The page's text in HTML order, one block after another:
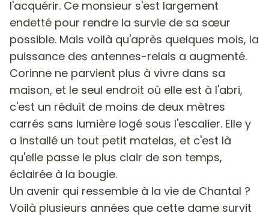
l'acquérir. Ce monsieur s'est largement
endetté pour rendre la survie de sa sœur
possible. Mais voilà qu'après quelques mois, la
puissance des antennes-relais a augmenté.
Corinne ne parvient plus à vivre dans sa
maison, et le seul endroit où elle est à l'abri,
c'est un réduit de moins de deux mètres
carrés sans lumière logé sous l'escalier. Elle y
a installé un tout petit matelas, et c'est là
qu'elle passe le plus clair de son temps,
éclairée à la bougie.
Un avenir qui ressemble à la vie de Chantal ?
Voilà plusieurs années que cette dame survit